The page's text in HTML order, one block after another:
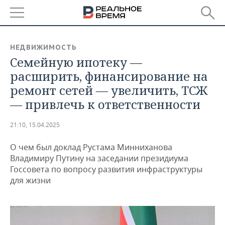
БАШКОРТОСТАН
ТАТАРСТАН
УДМУРТИЯ
НОВОСТИ
АНАЛИТИКА
НОВОСТИ АНАЛИТИКИ
ДЕКЛАРАЦИИ О ДОХОДАХ
КОРОЛИ ГОСЗАКАЗА ПФО
ВУЗЫ ТАТАРСТАНА
ТОРГОВЫЕ ЦЕНТРЫ
ЭКОНОМИКА
НОВОСТИ ЭКОНОМИКИ
ФИНАНСЫ
БАНКИ
ПРОМЫШЛЕННОСТЬ
НОВОСТИ
ПРОМЫШЛЕННОСТИ
АГРОПРОМ
МАШИНОСТРОЕНИЕ
НЕДВИЖИМОСТЬ
НОВОСТИ НЕДВИЖИМОСТИ
АВТО
НЕДВИЖИМОСТЬ
Семейную ипотеку —
расширить, финансирование на
ремонт сетей — увеличить, ТСЖ
— привлечь к ответственности
21:10, 15.04.2025
О чем был доклад Рустама Минниханова
Владимиру Путину на заседании президиума
Госсовета по вопросу развития инфраструктуры
для жизни